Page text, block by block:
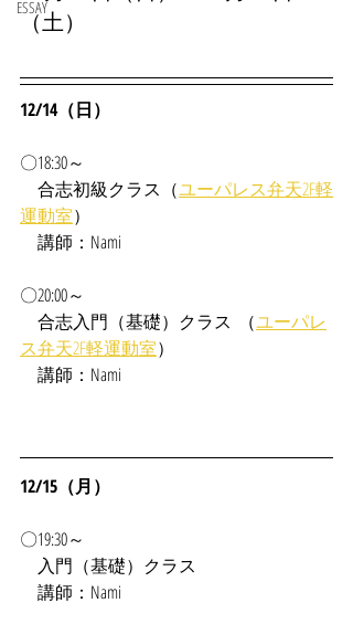
ESSAY
（土）
12/14（日）
〇18:30～
合志初級クラス（ユーパレス弁天2F軽
運動室）
講師：Nami
〇20:00～
合志入門（基礎）クラス  （ユーパレ
ス弁天2F軽運動室）
講師：Nami
12/15（月）
〇19:30～
入門（基礎）クラス
講師：Nami